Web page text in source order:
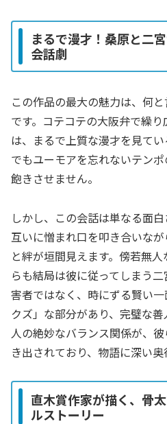
まるで漫才！桑原と二
会話劇
この作品の最大の魅力は、何
です。コテコテの大阪弁で繰
は、まるで上質な漫才を見て
でもユーモアを忘れないテン
飽きさせません。
しかし、この会話は単なる面
互いに憎まれ口を叩き合いな
と絆が垣間見えます。傍若無
らも結局は彼に従ってしまう
害者ではなく、時にずる賢い
クズ」な部分があり、完璧な
人の絶妙なバランス関係が、
き出されており、物語に深い奥
直木賞作家が描く、骨
ルストーリー